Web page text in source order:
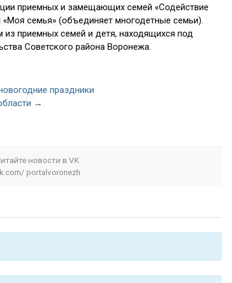
приемных и замещающих семей «Содействие
«Моя семья» (объединяет многодетные семьи).
приемных семей и детя, находящихся под
Советского района Воронежа.
праздники
→
новости в VK
portalvoronezh